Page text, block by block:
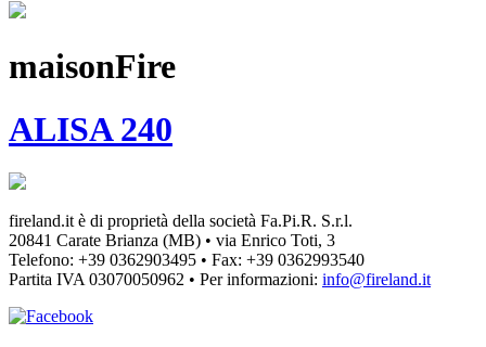
maisonFire
ALISA 240
fireland.it è di proprietà della società Fa.Pi.R. S.r.l.
20841 Carate Brianza (MB) • via Enrico Toti, 3
Telefono: +39 0362903495 • Fax: +39 0362993540
Partita IVA03070050962 • Per informazioni: info@fireland.it